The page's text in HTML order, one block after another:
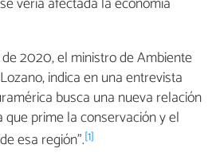
2020, el ministro de Ambiente
indica en una entrevista
busca una nueva relación
prime la conservación y el
esa región".[1]